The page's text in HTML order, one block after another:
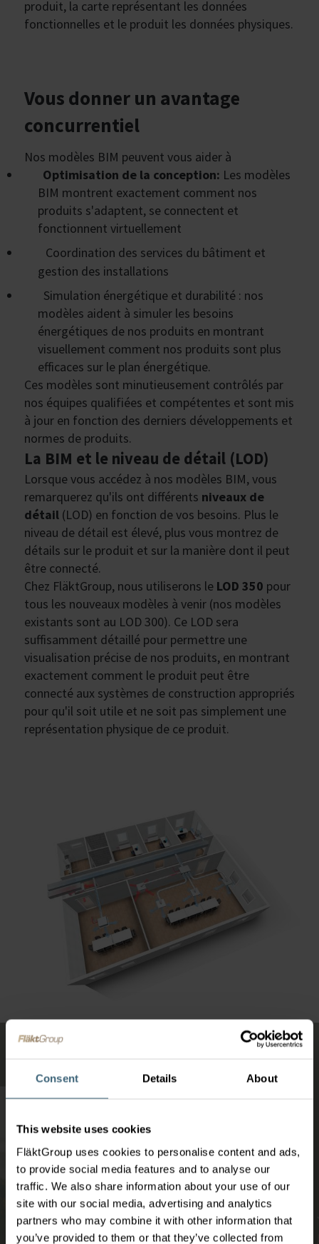
Consent Details About
This website uses cookies
FläktGroup uses cookies to personalise content and ads,
to provide social media features and to analyse our
traffic. We also share information about your use of our
site with our social media, advertising and analytics
partners who may combine it with other information that
you’ve provided to them or that they’ve collected from
produit, la carte représentant les données
fonctionnelles et le produit les données physiques.
Vous donner un avantage
concurrentiel
Nos modèles BIM peuvent vous aider à
Optimisation de la conception: Les modèles
BIM montrent exactement comment nos
produits s'adaptent, se connectent et
fonctionnent virtuellement
Coordination des services du bâtiment et
gestion des installations
Simulation énergétique et durabilité : nos
modèles aident à simuler les besoins
énergétiques de nos produits en montrant
visuellement comment nos produits sont plus
efficaces sur le plan énergétique.
Ces modèles sont minutieusement contrôlés par
nos équipes qualifiées et compétentes et sont mis
à jour en fonction des derniers développements et
normes de produits.
La BIM et le niveau de détail (LOD)
Lorsque vous accédez à nos modèles BIM, vous
remarquerez qu'ils ont différents niveaux de
détail (LOD) en fonction de vos besoins. Plus le
niveau de détail est élevé, plus vous montrez de
détails sur le produit et sur la manière dont il peut
être connecté.
Chez FläktGroup, nous utiliserons le LOD 350 pour
tous les nouveaux modèles à venir (nos modèles
existants sont au LOD 300). Ce LOD sera
suffisamment détaillé pour permettre une
visualisation précise de nos produits, en montrant
exactement comment le produit peut être
connecté aux systèmes de construction appropriés
pour qu'il soit utile et ne soit pas simplement une
représentation physique de ce produit.